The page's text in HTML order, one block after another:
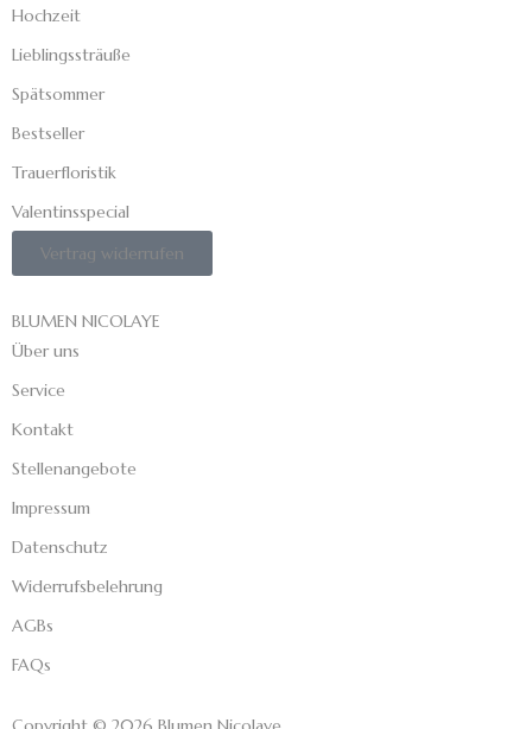
Hochzeit
Lieblingssträuße
Spätsommer
Bestseller
Trauerfloristik
Valentinsspecial
Vertrag widerrufen
BLUMEN NICOLAYE
Über uns
Service
Kontakt
Stellenangebote
Impressum
Datenschutz
Widerrufsbelehrung
AGBs
FAQs